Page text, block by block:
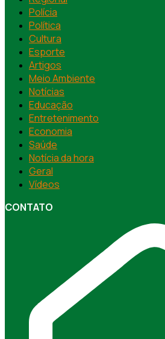
Polícia
Política
Cultura
Esporte
Artigos
Meio Ambiente
Notícias
Educação
Entretenimento
Economia
Saúde
Notícia da hora
Geral
Vídeos
CONTATO